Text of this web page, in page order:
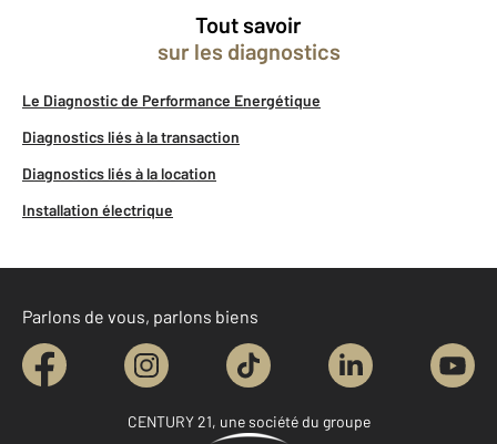
Tout savoir
sur les diagnostics
Le Diagnostic de Performance Energétique
Diagnostics liés à la transaction
Diagnostics liés à la location
Installation électrique
Parlons de vous, parlons biens
CENTURY 21, une société du groupe